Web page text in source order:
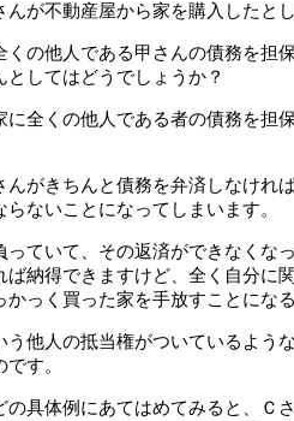
んが不動産屋から家を購入したとし
くの他人である甲さんの債務を担
としてはどうでしょうか？
に全くの他人である者の債務を担
んがきちんと債務を弁済しなけれ
らないことになってしまいます。
っていて、その返済ができなくな
ば納得できますけど、全く自分に
かっく買った家を手放すことにな
う他人の抵当権がついているよう
す。
の具体例にあてはめてみると、Ｃ